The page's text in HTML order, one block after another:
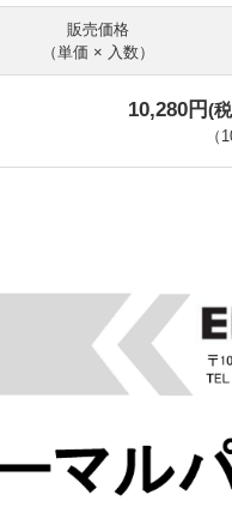
販売価格
（単価 × 入数）
10,280円(
（